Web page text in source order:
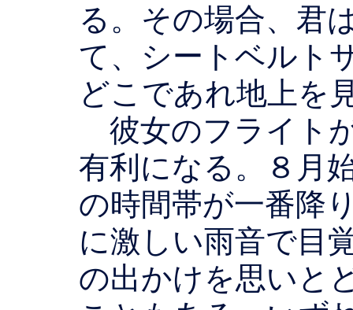
る。その場合、君
て、シートベルト
どこであれ地上を
彼女のフライト
有利になる。８月
の時間帯が一番降
に激しい雨音で目
の出かけを思いと